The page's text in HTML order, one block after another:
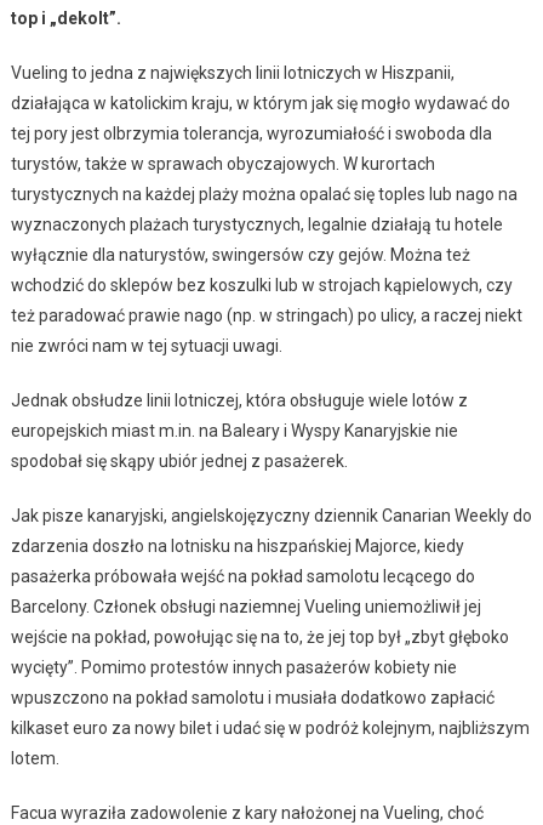
top i „dekolt”.
Vueling to jedna z największych linii lotniczych w Hiszpanii,
działająca w katolickim kraju, w którym jak się mogło wydawać do
tej pory jest olbrzymia tolerancja, wyrozumiałość i swoboda dla
turystów, także w sprawach obyczajowych. W kurortach
turystycznych na każdej plaży można opalać się toples lub nago na
wyznaczonych plażach turystycznych, legalnie działają tu hotele
wyłącznie dla naturystów, swingersów czy gejów. Można też
wchodzić do sklepów bez koszulki lub w strojach kąpielowych, czy
też paradować prawie nago (np. w stringach) po ulicy, a raczej niekt
nie zwróci nam w tej sytuacji uwagi.
Jednak obsłudze linii lotniczej, która obsługuje wiele lotów z
europejskich miast m.in. na Baleary i Wyspy Kanaryjskie nie
spodobał się skąpy ubiór jednej z pasażerek.
Jak pisze kanaryjski, angielskojęzyczny dziennik Canarian Weekly do
zdarzenia doszło na lotnisku na hiszpańskiej Majorce, kiedy
pasażerka próbowała wejść na pokład samolotu lecącego do
Barcelony. Członek obsługi naziemnej Vueling uniemożliwił jej
wejście na pokład, powołując się na to, że jej top był „zbyt głęboko
wycięty”. Pomimo protestów innych pasażerów kobiety nie
wpuszczono na pokład samolotu i musiała dodatkowo zapłacić
kilkaset euro za nowy bilet i udać się w podróż kolejnym, najbliższym
lotem.
Facua wyraziła zadowolenie z kary nałożonej na Vueling, choć